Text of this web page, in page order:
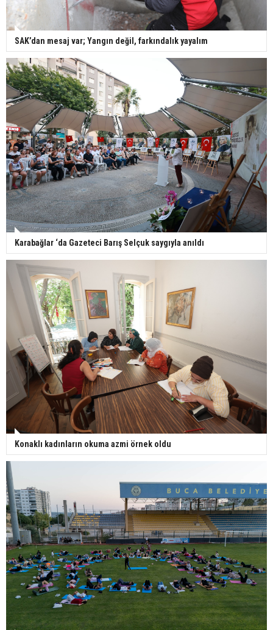
SAK’dan mesaj var; Yangın değil, farkındalık yayalım
Karabağlar ‘da Gazeteci Barış Selçuk saygıyla anıldı
Konaklı kadınların okuma azmi örnek oldu